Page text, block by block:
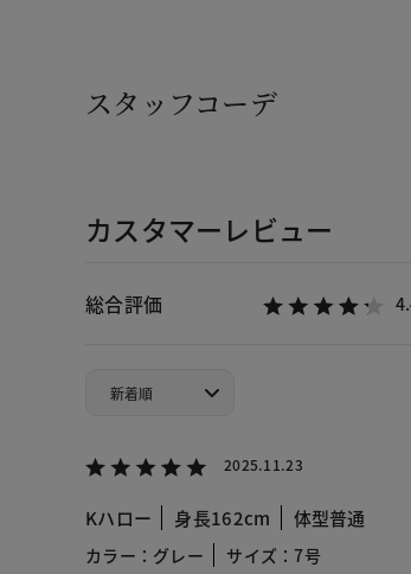
スタッフコーデ
カスタマーレビュー
総合評価
2025.11.23
Kハロー 身長162cm 体型普通
カラー：グレー
サイズ：7号